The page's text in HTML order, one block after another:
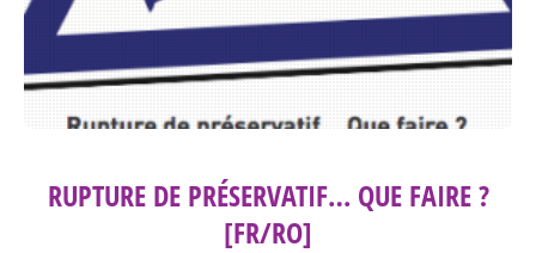
RUPTURE DE PRÉSERVATIF… QUE FAIRE ?
[FR/RO]